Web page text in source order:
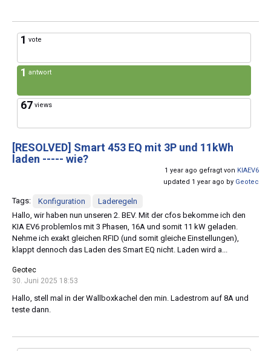
1 vote
1 antwort
67 views
[RESOLVED] Smart 453 EQ mit 3P und 11kWh
laden ----- wie?
1 year ago gefragt von KIAEV6
updated 1 year ago by Geotec
Tags: Konfiguration
Laderegeln
Hallo, wir haben nun unseren 2. BEV. Mit der cfos bekomme ich den
KIA EV6 problemlos mit 3 Phasen, 16A und somit 11 kW geladen.
Nehme ich exakt gleichen RFID (und somit gleiche Einstellungen),
klappt dennoch das Laden des Smart EQ nicht. Laden wird a...
Geotec
30. Juni 2025 18:53
Hallo, stell mal in der Wallboxkachel den min. Ladestrom auf 8A und
teste dann.